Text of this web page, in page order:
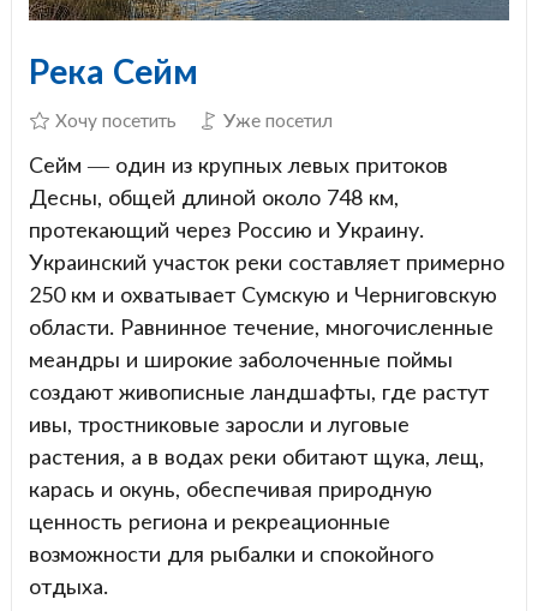
Река Сейм
Хочу посетить Уже посетил
Сейм — один из крупных левых притоков
Десны, общей длиной около 748 км,
протекающий через Россию и Украину.
Украинский участок реки составляет примерно
250 км и охватывает Сумскую и Черниговскую
области. Равнинное течение, многочисленные
меандры и широкие заболоченные поймы
создают живописные ландшафты, где растут
ивы, тростниковые заросли и луговые
растения, а в водах реки обитают щука, лещ,
карась и окунь, обеспечивая природную
ценность региона и рекреационные
возможности для рыбалки и спокойного
отдыха.